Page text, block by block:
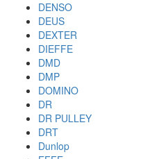
DENSO
DEUS
DEXTER
DIEFFE
DMD
DMP
DOMINO
DR
DR PULLEY
DRT
Dunlop